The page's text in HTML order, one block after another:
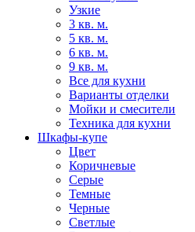
Узкие
3 кв. м.
5 кв. м.
6 кв. м.
9 кв. м.
Все для кухни
Варианты отделки
Мойки и смесители
Техника для кухни
Шкафы-купе
Цвет
Коричневые
Серые
Темные
Черные
Светлые